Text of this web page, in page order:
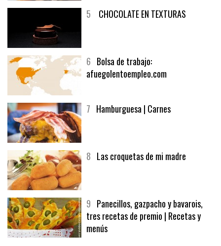
5 CHOCOLATE EN TEXTURAS
6 Bolsa de trabajo:
afuegolentoempleo.com
7 Hamburguesa | Carnes
8 Las croquetas de mi madre
9 Panecillos, gazpacho y bavarois,
tres recetas de premio | Recetas y
menús